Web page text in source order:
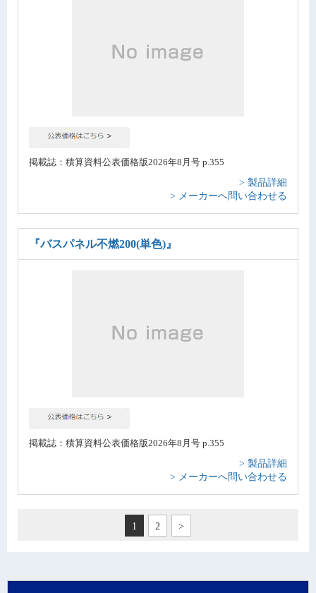
掲載誌：積算資料公表価格版2026年8月号 p.355
> 製品詳細
> メーカーへ問い合わせる
『バスパネル不燃200(単色)』
掲載誌：積算資料公表価格版2026年8月号 p.355
> 製品詳細
> メーカーへ問い合わせる
1 2 >